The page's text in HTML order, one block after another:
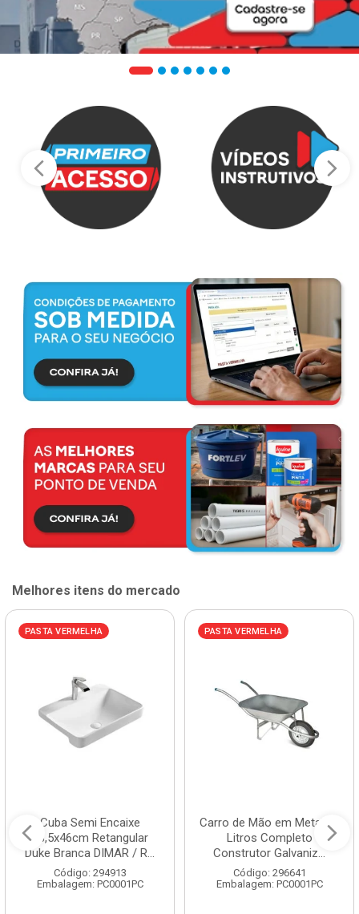
Melhores itens do mercado
PASTA VERMELHA
Cuba Semi Encaixe
58,5x46cm Retangular
Duke Branca DIMAR / R...
Código: 294913
Embalagem: PC0001PC
PASTA VERMELHA
Carro de Mão em Metal 60
Litros Completo
Construtor Galvaniz...
Código: 296641
Embalagem: PC0001PC